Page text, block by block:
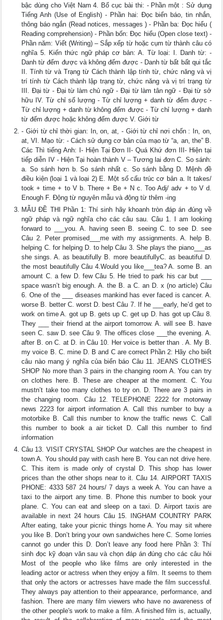
bậc dùng cho Việt Nam 4. Bố cục bài thi: - Phần một : Sử dụng
Tiếng Anh (Use of English) - Phần hai: Đọc biển báo, tin nhắn,
thông báo ngắn (Read notices, messages ) - Phần ba: Đọc hiểu (
Reading comprehension) - Phần bốn: Đọc hiểu (Open close text) -
Phần năm: Viết (Writing) – Sắp xếp từ hoặc cụm từ thành câu có
nghĩa 5. Kiến thức ngữ pháp cơ bản: A. Từ loại: I. Danh từ: -
Danh từ đếm được và không đếm được - Danh từ bất bất qui tắc
II. Tính từ và Trạng từ Cách thành lập tính từ, chức năng và vị
trí tính từ Cách thành lập trạng từ, chức năng và vị trí trạng từ
III. Đại từ - Đại từ làm chủ ngữ - Đại từ làm tân ngữ - Đại từ sở
hữu IV. Từ chỉ số lượng - Từ chỉ lượng + danh từ đếm được -
Từ chỉ lượng + danh từ không đếm được - Từ chỉ lượng + danh
từ đếm được hoặc không đếm được V. Giới từ
- Giới từ chỉ thời gian: In, on, at, - Giới từ chỉ nơi chốn : In, on,
at, VI. Mạo từ: - Cách sử dụng cơ bản của mạo từ “a, an, the” B.
Các Thì tiếng Anh: I- Hiện Tại Đơn II- Quá Khứ đơn III- Hiện tại
tiếp diễn IV - Hiện Tại hoàn thành V – Tương lai đơn C. So sánh:
a. So sánh hơn b. So sánh nhất c. So sánh bằng D. Mệnh đề
điều kiện (loại 1 và loại 2) E. Một số cấu trúc cơ bản a. It takes/
took + time + to V b. There + Be + N c. Too Adj/ adv + to V d.
Enough F. Động từ nguyên mẫu và động từ thêm -ing
MẪU ĐỀ THI Phần 1: Thí sinh hãy khoanh tròn đáp án đúng về
ngữ pháp và ngữ nghĩa cho các câu sau. Câu 1. I am looking
forward to ___you. A. having seen B. seeing C. to see D. see
Câu 2. Peter promised___me with my assignments. A. help B.
helping C. for helping D. to help Câu 3. She plays the piano___as
she sings. A. as beautifully B. more beautifullyC. as beautiful D.
the most beautifully Câu 4.Would you like___tea? A. some B. an
amount C. a few D. few Câu 5. He tried to park his car but ___
space wasn’t big enough. A. the B. a C. an D. x (no article) Câu
6. One of the ___ diseases mankind has ever faced is cancer. A.
worse B. better C. worst D. best Câu 7. If he ___early, he’d get to
work on time A. got up B. gets up C. get up D. has got up Câu 8.
They ___ their friend at the airport tomorrow. A. will see B. have
seen C. saw D. see Câu 9. The offices close ___the evening. A.
after B. on C. at D. in Câu 10. Her voice is better than . A. My B.
my voice B. C. mine D. B and C are correct Phần 2: Hãy cho biết
câu nào mang ý nghĩa của biển báo Câu 11. JEANS CLOTHES
SHOP No more than 3 pairs in the changing room A. You can try
on clothes here. B. These are cheaper at the moment. C. You
mustn’t take too many clothes to try on. D. There are 3 pairs in
the changing room. Câu 12. TELEPHONE 2222 for motorway
news 2223 for airport information A. Call this number to buy a
motorbike B. Call this number to know the traffic news C. Call
this number to book a air ticket D. Call this number to find
information
Câu 13. VISIT CRYSTAL SHOP Our watches are the cheapest in
town A. You should pay with cash here B. You can not drive here.
C. This item is made only of crystal D. This shop has lower
prices than the other shops near to it. Câu 14. AIRPORT TAXIS
PHONE: 4333 587 24 hours/ 7 days a week A. You can have a
taxi to the airport any time. B. Phone this number to book your
plane. C. You can eat and sleep on a taxi. D. Airport taxis are
available in next 24 hours Câu 15. INGHAM COUNTRY PARK
After eating, take your picnic things home A. You may sit where
you like B. Don’t bring your own sandwiches here C. Some lorries
cannot go under this D. Don’t leave any food here Phần 3: Thí
sinh đọc kỹ đoạn văn sau và chọn đáp án đúng cho các câu hỏi
Most of the people who like films are only interested in the
leading actor or actress when they enjoy a film. It seems to them
that only the actors or actresses have made the film successful.
They always pay attention to their appearance, performance, and
fashion. There are many film viewers who have no awareness of
the other people's work to make a film. A finished film is, actually,